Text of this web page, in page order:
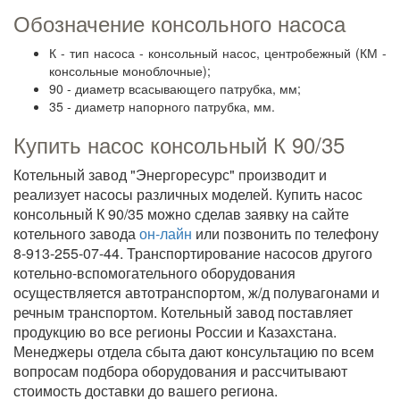
Обозначение консольного насоса
К - тип насоса - консольный насос, центробежный (КМ -
консольные моноблочные);
90 - диаметр всасывающего патрубка, мм;
35 - диаметр напорного патрубка, мм.
Купить насос консольный К 90/35
Котельный завод "Энергоресурс" производит и
реализует насосы различных моделей. Купить насос
консольный К 90/35 можно сделав заявку на сайте
котельного заводаон-лайн или позвонить по телефону
8-913-255-07-44. Транспортирование насосов другого
котельно-вспомогательного оборудования
осуществляется автотранспортом, ж/д полувагонами и
речным транспортом. Котельный завод поставляет
продукцию во все регионы России и Казахстана.
Менеджеры отдела сбыта дают консультацию по всем
вопросам подбора оборудования и рассчитывают
стоимость доставки до вашего региона.